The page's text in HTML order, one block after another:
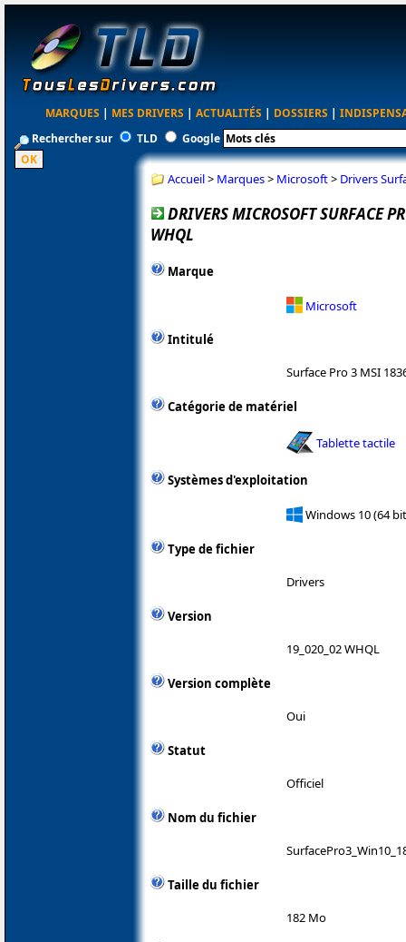
MARQUES | MES DRIVERS | ACTUALITÉS | DOSSIERS |
Rechercher sur
TLD Google
Accueil> Marques> Microsoft> Drivers
DRIVERS MICROSOFT SURFACE
WHQL
Marque
Microsoft
Intitulé
Surface Pro 3 MSI
Catégorie de matériel
Tablette tactile
Systèmes d'exploitation
Windows 10 (64
Type de fichier
Drivers
Version
19_020_02 WHQL
Version complète
Oui
Statut
Officiel
Nom du fichier
Taille du fichier
182 Mo